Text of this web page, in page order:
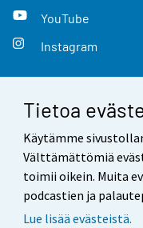
Tietoa
Käytämme
Välttämättömiä
toimii oikein. Muita
podcastien ja
Lue lisää evästeistä.
YouTube
Instagram
Yhteystiedot
Palaute
Käyttöehdot